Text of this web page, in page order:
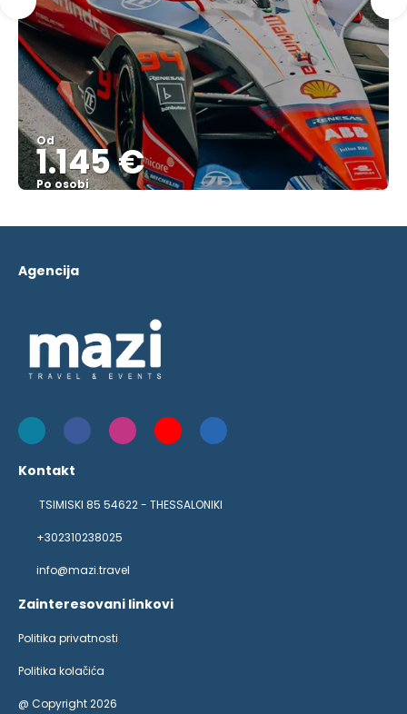
Od
1.145 €
Po osobi
Agencija
Kontakt
TSIMISKI 85 54622 - THESSALONIKI
+302310238025
info@mazi.travel
Zainteresovani linkovi
Politika privatnosti
Politika kolačića
@ Copyright 2026